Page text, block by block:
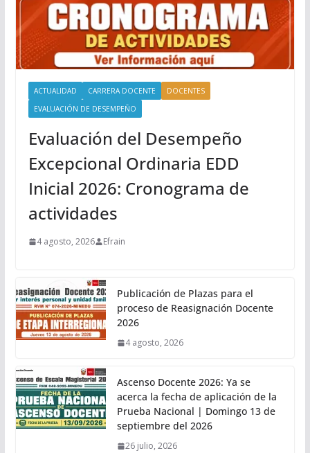
ACTUALIDAD CARRERA DOCENTE
DOCENTES
EVALUACIÓN DE DESEMPEÑO
Evaluación del Desempeño
Excepcional Ordinaria EDD
Inicial 2026: Cronograma de
actividades
4 agosto, 2026 Efrain
Publicación de Plazas para el
proceso de Reasignación Docente
2026
4 agosto, 2026
Ascenso Docente 2026: Ya se
acerca la fecha de aplicación de la
Prueba Nacional | Domingo 13 de
septiembre del 2026
26 julio, 2026